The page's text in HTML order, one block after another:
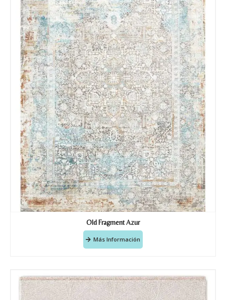
Old Fragment Azur
Más Información